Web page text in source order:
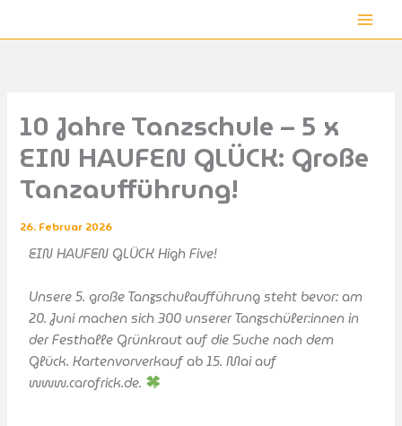
10 Jahre Tanzschule – 5 x
EIN HAUFEN GLÜCK: Große
Tanzaufführung!
26. Februar 2026
EIN HAUFEN GLÜCK High Five!
Unsere 5. große Tanzschulaufführung steht bevor: am
20. Juni machen sich 300 unserer Tanzschüler:innen in
der Festhalle Grünkraut auf die Suche nach dem
Glück. Kartenvorverkauf ab 15. Mai auf
www.carofrick.de.